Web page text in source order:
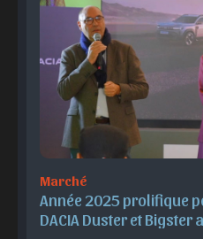
Marché
Année 2025 prolifique
DACIA Duster et Bigster